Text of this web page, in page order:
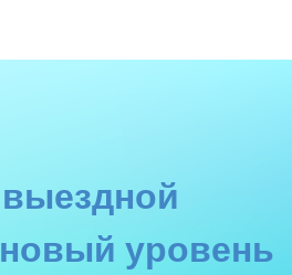
уровень